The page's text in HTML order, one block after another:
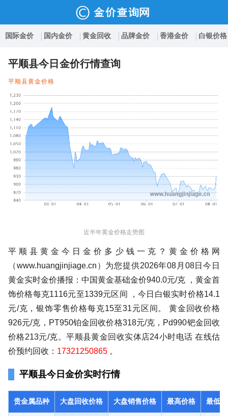
国际金价 国内金价 黄金回收 品牌金价 香港金价 白银价格
平顺县今日金价行情查询
平顺县黄金价格
近半年黄金价格走势图
平顺县黄金今日金价多少钱一克？黄金价格网
（www.huangjinjiage.cn）为您提供2026年08月08日今日
黄金实时金价播报：中国黄金基础金价940.0元/克 ，黄金首
饰价格每克1116元至1339元区间 ，今日白银实时价格14.1
元/克，银饰零售价格每克15至31元区间。 黄金回收价格
926元/克，PT950铂金回收价格318元/克，Pd990钯金回收
价格213元/克。平顺县黄金回收实体店24小时电话 在线估
价预约回收： 17321250865 。
平顺县今日金价实时行情
贵金属品种 大盘回收价格 大盘销售价格 最高价格 最低